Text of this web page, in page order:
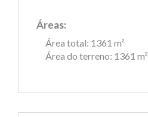
Áreas:
Área total: 1361 m²
Área do terreno: 1361 m²